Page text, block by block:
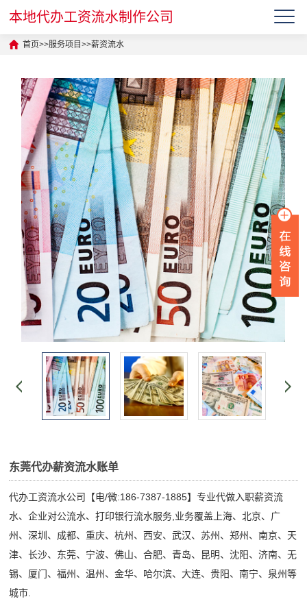
本地代办工资流水制作公司
首页>>服务项目>>薪资流水
东莞代办薪资流水账单
代办工资流水公司【电/微:186-7387-1885】专业代做入职薪资流
水、企业对公流水、打印银行流水服务,业务覆盖上海、北京、广
州、深圳、成都、重庆、杭州、西安、武汉、苏州、郑州、南京、天
津、长沙、东莞、宁波、佛山、合肥、青岛、昆明、沈阳、济南、无
锡、厦门、福州、温州、金华、哈尔滨、大连、贵阳、南宁、泉州等
城市.